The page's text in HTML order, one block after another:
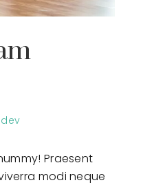
Praesent
modi neque